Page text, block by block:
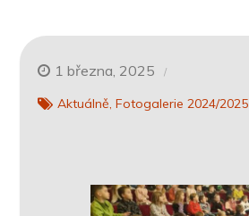
1 března, 2025
Aktuálně Fotogalerie 2024/2025